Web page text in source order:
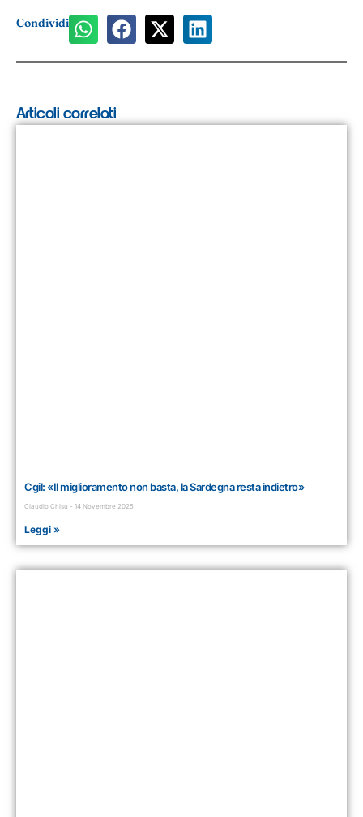
Condividi
Articoli correlati
Cgil: «Il miglioramento non basta, la Sardegna resta indietro»
Claudio Chisu 14 Novembre 2025
Leggi »